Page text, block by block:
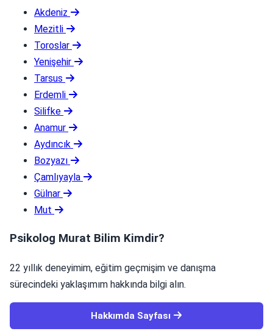
Akdeniz
Mezitli
Toroslar
Yenişehir
Tarsus
Erdemli
Silifke
Anamur
Aydıncık
Bozyazı
Çamlıyayla
Gülnar
Mut
Psikolog Murat Bilim Kimdir?
22 yıllık deneyimim, eğitim geçmişim ve danışma
sürecindeki yaklaşımım hakkında bilgi alın.
Hakkımda Sayfası